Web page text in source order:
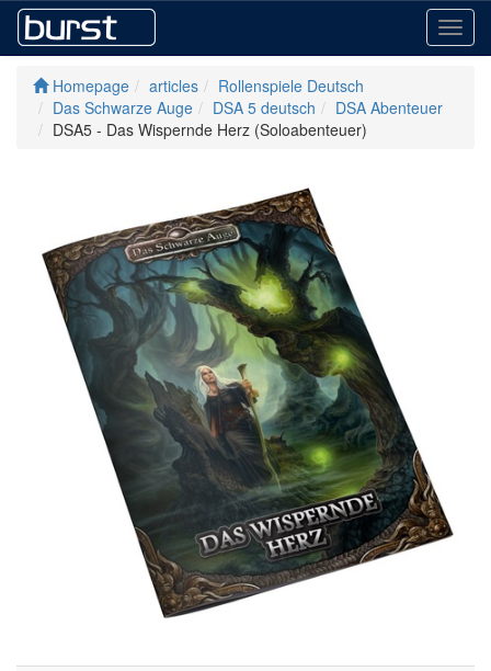
Homepage
articles
Rollenspiele Deutsch
Das Schwarze Auge
DSA 5 deutsch
DSA Abenteuer
DSA5 - Das Wispernde Herz (Soloabenteuer)